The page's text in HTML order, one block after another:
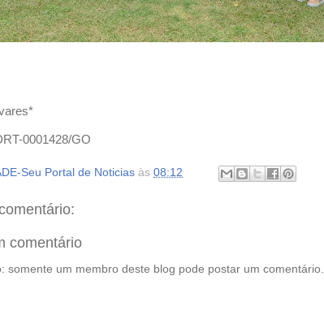
0001428/GO
Seu Portal de Noticias às 08:12
comentário
somente um membro deste blog pode postar um comentário.